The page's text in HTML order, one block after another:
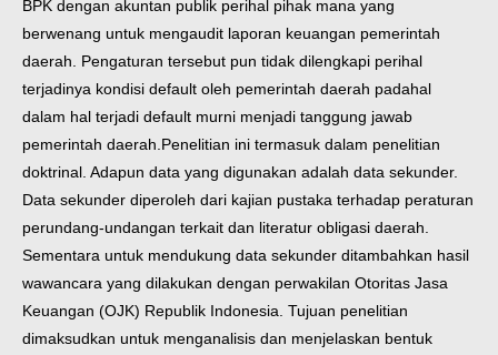
BPK dengan akuntan publik perihal pihak mana yang
berwenang untuk mengaudit laporan keuangan pemerintah
daerah. Pengaturan tersebut pun tidak dilengkapi perihal
terjadinya kondisi default oleh pemerintah daerah padahal
dalam hal terjadi default murni menjadi tanggung jawab
pemerintah daerah. Penelitian ini termasuk dalam penelitian
doktrinal. Adapun data yang digunakan adalah data sekunder.
Data sekunder diperoleh dari kajian pustaka terhadap peraturan
perundang-undangan terkait dan literatur obligasi daerah.
Sementara untuk mendukung data sekunder ditambahkan hasil
wawancara yang dilakukan dengan perwakilan Otoritas Jasa
Keuangan (OJK) Republik Indonesia. Tujuan penelitian
dimaksudkan untuk menganalisis dan menjelaskan bentuk